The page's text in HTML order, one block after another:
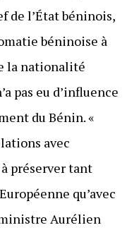
de l’État béninois,
béninoise à
la nationalité
pas eu d’influence
du Bénin. «
avec
préserver tant
qu’avec
Aurélien